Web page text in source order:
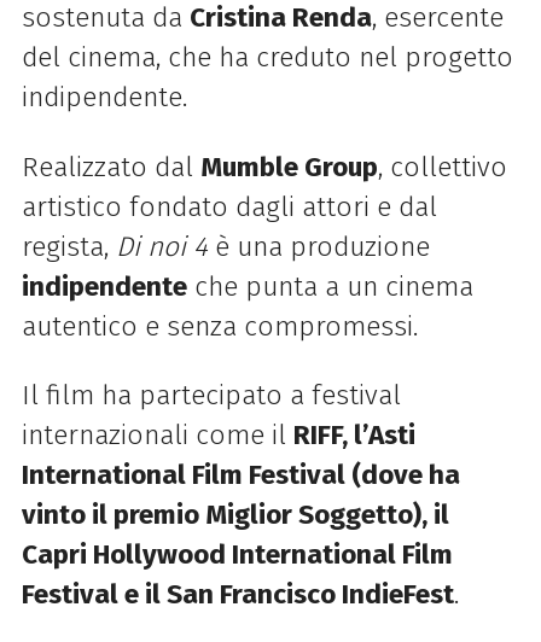
sostenuta da Cristina Renda, esercente
del cinema, che ha creduto nel progetto
indipendente.
Realizzato dal Mumble Group, collettivo
artistico fondato dagli attori e dal
regista, Di noi 4è una produzione
indipendenteche punta a un cinema
autentico e senza compromessi.
Il film ha partecipato a festival
internazionali come il RIFF, l’Asti
International Film Festival (dove ha
vinto il premio Miglior Soggetto), il
Capri Hollywood International Film
Festival e il San Francisco IndieFest.